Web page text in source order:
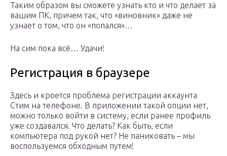
Таким образом вы сможете узнать кто и что делает за
вашим ПК, причем так, что «виновник» даже не
узнает о том, что он «попался»…
На сим пока всё… Удачи!
Регистрация в браузере
Здесь и кроется проблема регистрации аккаунта
Стим на телефоне. В приложении такой опции нет,
можно только войти в систему, если ранее профиль
уже создавался. Что делать? Как быть, если
компьютера под рукой нет? Не паниковать – мы
воспользуемся обходным путем!